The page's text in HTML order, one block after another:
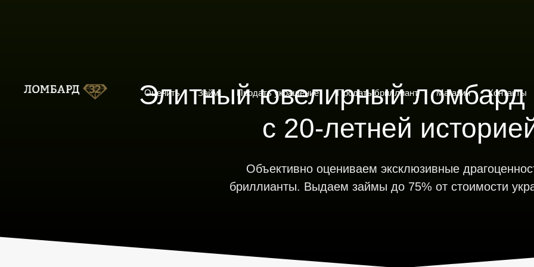
Оценить Займ Продать украшение Продать бриллиант Магазин Контакты
Элитный ювелирный ломбард
с 20-летней
Объективно оцениваем эксклюзивные
бриллианты. Выдаем займы до 75% от стоимости